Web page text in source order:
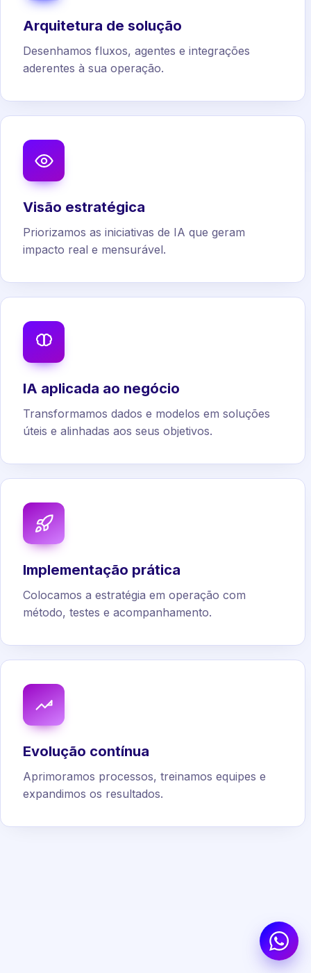
Arquitetura de solução
Desenhamos fluxos, agentes e integrações
aderentes à sua operação.
Visão estratégica
Priorizamos as iniciativas de IA que geram
impacto real e mensurável.
IA aplicada ao negócio
Transformamos dados e modelos em soluções
úteis e alinhadas aos seus objetivos.
Implementação prática
Colocamos a estratégia em operação com
método, testes e acompanhamento.
Evolução contínua
Aprimoramos processos, treinamos equipes e
expandimos os resultados.